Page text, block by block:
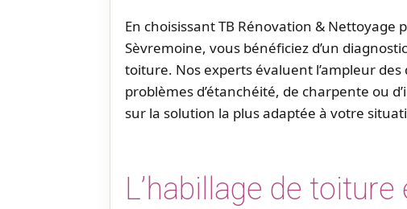
En choisissant TB Rénovation & Nettoyage
Sèvremoine, vous bénéficiez d’un
toiture. Nos experts évaluent l’ampleur
problèmes d’étanchéité, de charpente ou
sur la solution la plus adaptée à votre
L’habillage de